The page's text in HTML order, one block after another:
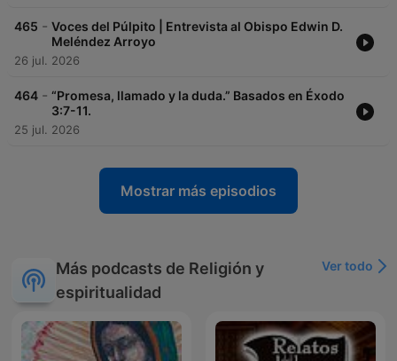
465 - Voces del Púlpito | Entrevista al Obispo Edwin D.
Meléndez Arroyo
26 jul. 2026
464 - “Promesa, llamado y la duda.” Basados en Éxodo
3:7-11.
25 jul. 2026
Mostrar más episodios
Más podcasts de Religión y
espiritualidad
Ver todo